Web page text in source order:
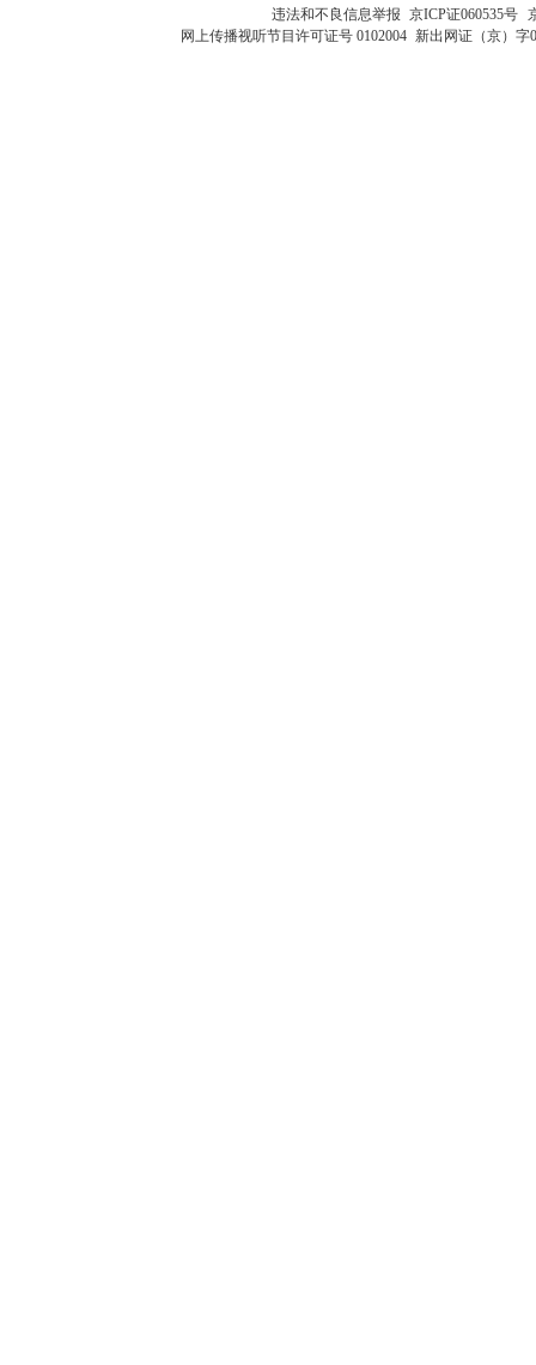
违法和不良信息举报 京ICP证060535号
网上传播视听节目许可证号 0102004 新出网证（京）